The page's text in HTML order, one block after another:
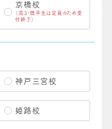
京橋校
（高3・既卒生は定員のため受
付終了）
神戸三宮校
姫路校